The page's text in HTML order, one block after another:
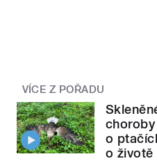
VÍCE Z POŘADU
o
o životě